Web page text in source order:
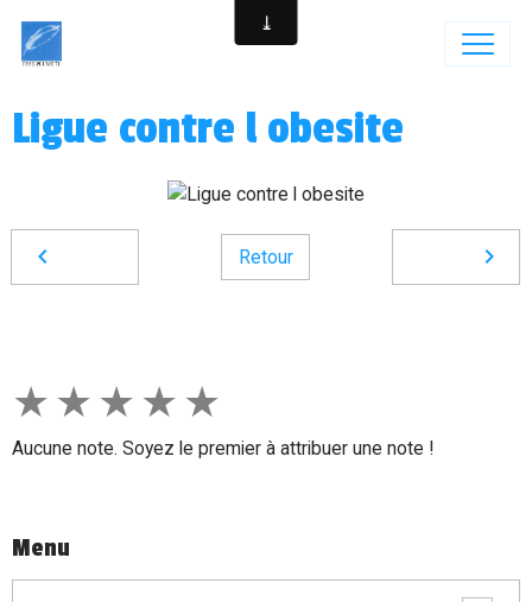
Ligue contre l obesite
Retour
★ ★ ★ ★ ★
Aucune note. Soyez le premier à attribuer une note !
Menu